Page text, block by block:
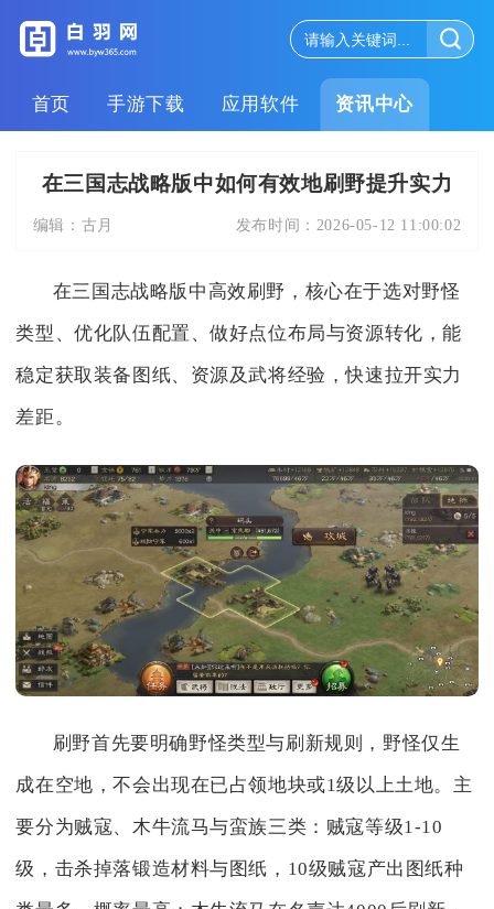
首页 手游下载 应用软件 资讯中心
在三国志战略版中如何有效地刷野提升实力
编辑： 古月 发布时间： 2026-05-12 11:00:02
在三国志战略版中高效刷野，核心在于选对野怪
类型、优化队伍配置、做好点位布局与资源转化，能
稳定获取装备图纸、资源及武将经验，快速拉开实力
差距。
刷野首先要明确野怪类型与刷新规则，野怪仅生
成在空地，不会出现在已占领地块或1级以上土地。主
要分为贼寇、木牛流马与蛮族三类：贼寇等级1-10
级，击杀掉落锻造材料与图纸，10级贼寇产出图纸种